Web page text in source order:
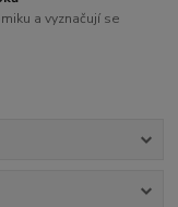
a vyznačují se